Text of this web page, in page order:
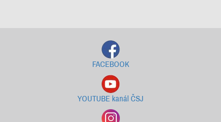
FACEBOOK
YOUTUBE kanál ČSJ